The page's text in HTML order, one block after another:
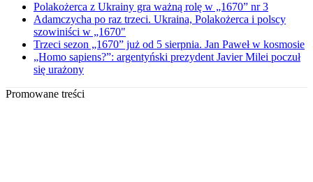
Polakożerca z Ukrainy gra ważną rolę w „1670” nr 3
Adamczycha po raz trzeci. Ukraina, Polakożerca i polscy
szowiniści w „1670"
Trzeci sezon „1670” już od 5 sierpnia. Jan Paweł w kosmosie
„Homo sapiens?”: argentyński prezydent Javier Milei poczuł
się urażony
Promowane treści